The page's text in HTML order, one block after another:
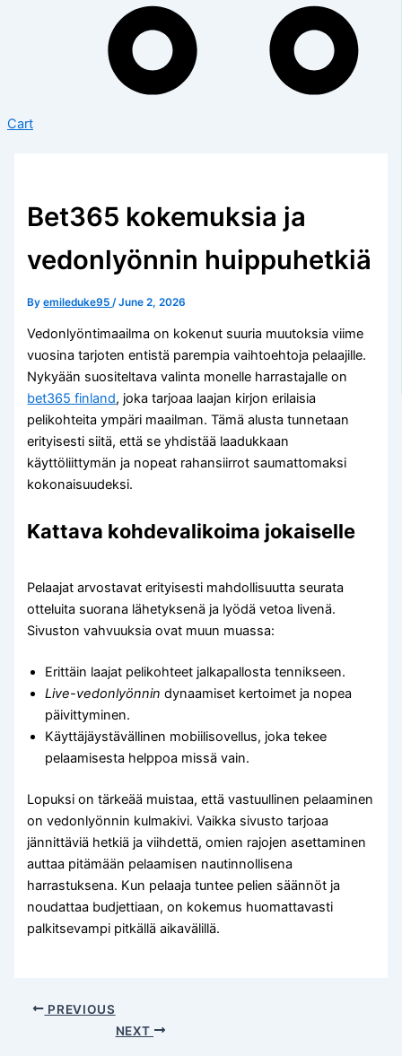
Cart
Bet365 kokemuksia ja
vedonlyönnin huippuhetkiä
Byemileduke95 /June 2, 2026
Vedonlyöntimaailma on kokenut suuria muutoksia viime
vuosina tarjoten entistä parempia vaihtoehtoja pelaajille.
Nykyään suositeltava valinta monelle harrastajalle on
bet365 finland, joka tarjoaa laajan kirjon erilaisia
pelikohteita ympäri maailman. Tämä alusta tunnetaan
erityisesti siitä, että se yhdistää laadukkaan
käyttöliittymän ja nopeat rahansiirrot saumattomaksi
kokonaisuudeksi.
Kattava kohdevalikoima jokaiselle
Pelaajat arvostavat erityisesti mahdollisuutta seurata
otteluita suorana lähetyksenä ja lyödä vetoa livenä.
Sivuston vahvuuksia ovat muun muassa:
Erittäin laajat pelikohteet jalkapallosta tennikseen.
Live-vedonlyönnin dynaamiset kertoimet ja nopea
päivittyminen.
Käyttäjäystävällinen mobiilisovellus, joka tekee
pelaamisesta helppoa missä vain.
Lopuksi on tärkeää muistaa, että vastuullinen pelaaminen
on vedonlyönnin kulmakivi. Vaikka sivusto tarjoaa
jännittäviä hetkiä ja viihdettä, omien rajojen asettaminen
auttaa pitämään pelaamisen nautinnollisena
harrastuksena. Kun pelaaja tuntee pelien säännöt ja
noudattaa budjettiaan, on kokemus huomattavasti
palkitsevampi pitkällä aikavälillä.
PREVIOUS
NEXT